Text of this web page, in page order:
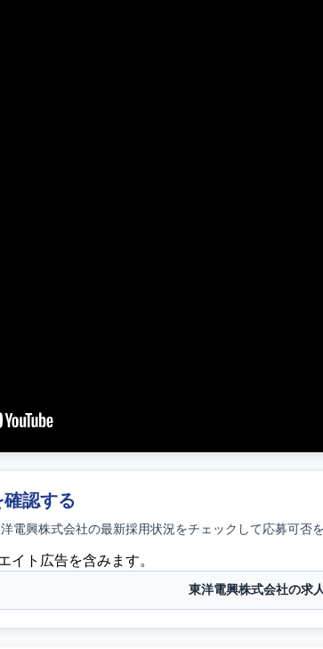
認する
電興株式会社の最新採用状況をチェックして応募可否
イト広告を含みます。
東洋電興株式会社の求